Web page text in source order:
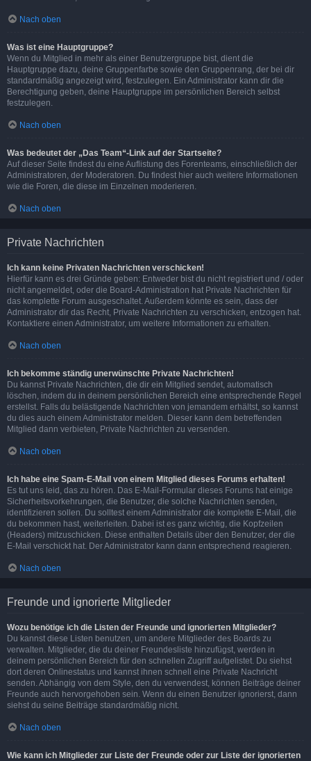
Nach oben
Was ist eine Hauptgruppe?
Wenn du Mitglied in mehr als einer Benutzergruppe bist, dient die
Hauptgruppe dazu, deine Gruppenfarbe sowie den Gruppenrang, der bei dir
standardmäßig angezeigt wird, festzulegen. Ein Administrator kann dir die
Berechtigung geben, deine Hauptgruppe im persönlichen Bereich selbst
festzulegen.
Nach oben
Was bedeutet der „Das Team“-Link auf der Startseite?
Auf dieser Seite findest du eine Auflistung des Forenteams, einschließlich der
Administratoren, der Moderatoren. Du findest hier auch weitere Informationen
wie die Foren, die diese im Einzelnen moderieren.
Nach oben
Private Nachrichten
Ich kann keine Privaten Nachrichten verschicken!
Hierfür kann es drei Gründe geben: Entweder bist du nicht registriert und / oder
nicht angemeldet, oder die Board-Administration hat Private Nachrichten für
das komplette Forum ausgeschaltet. Außerdem könnte es sein, dass der
Administrator dir das Recht, Private Nachrichten zu verschicken, entzogen hat.
Kontaktiere einen Administrator, um weitere Informationen zu erhalten.
Nach oben
Ich bekomme ständig unerwünschte Private Nachrichten!
Du kannst Private Nachrichten, die dir ein Mitglied sendet, automatisch
löschen, indem du in deinem persönlichen Bereich eine entsprechende Regel
erstellst. Falls du belästigende Nachrichten von jemandem erhältst, so kannst
du dies auch einem Administrator melden. Dieser kann dem betreffenden
Mitglied dann verbieten, Private Nachrichten zu versenden.
Nach oben
Ich habe eine Spam-E-Mail von einem Mitglied dieses Forums erhalten!
Es tut uns leid, das zu hören. Das E-Mail-Formular dieses Forums hat einige
Sicherheitsvorkehrungen, die Benutzer, die solche Nachrichten senden,
identifizieren sollen. Du solltest einem Administrator die komplette E-Mail, die
du bekommen hast, weiterleiten. Dabei ist es ganz wichtig, die Kopfzeilen
(Headers) mitzuschicken. Diese enthalten Details über den Benutzer, der die
E-Mail verschickt hat. Der Administrator kann dann entsprechend reagieren.
Nach oben
Freunde und ignorierte Mitglieder
Wozu benötige ich die Listen der Freunde und ignorierten Mitglieder?
Du kannst diese Listen benutzen, um andere Mitglieder des Boards zu
verwalten. Mitglieder, die du deiner Freundesliste hinzufügst, werden in
deinem persönlichen Bereich für den schnellen Zugriff aufgelistet. Du siehst
dort deren Onlinestatus und kannst ihnen schnell eine Private Nachricht
senden. Abhängig von dem Style, den du verwendest, können Beiträge deiner
Freunde auch hervorgehoben sein. Wenn du einen Benutzer ignorierst, dann
siehst du seine Beiträge standardmäßig nicht.
Nach oben
Wie kann ich Mitglieder zur Liste der Freunde oder zur Liste der ignorierten